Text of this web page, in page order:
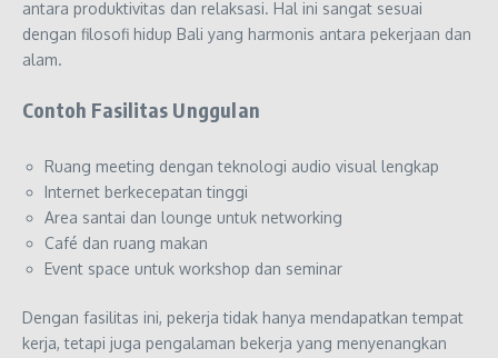
antara produktivitas dan relaksasi. Hal ini sangat sesuai
dengan filosofi hidup Bali yang harmonis antara pekerjaan dan
alam.
Contoh Fasilitas Unggulan
Ruang meeting dengan teknologi audio visual lengkap
Internet berkecepatan tinggi
Area santai dan lounge untuk networking
Café dan ruang makan
Event space untuk workshop dan seminar
Dengan fasilitas ini, pekerja tidak hanya mendapatkan tempat
kerja, tetapi juga pengalaman bekerja yang menyenangkan